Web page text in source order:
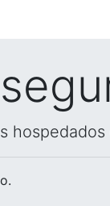
hospedados